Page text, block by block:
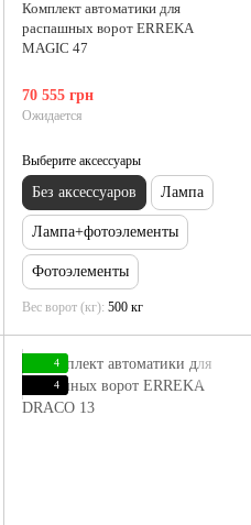
Комплект автоматики для
распашных ворот ERREKA
MAGIC 47
70 555 грн
Ожидается
Выберите аксессуары
Без аксессуаров Лампа
Лампа+фотоэлементы
Фотоэлементы
Вес ворот (кг) 500 кг
4
4